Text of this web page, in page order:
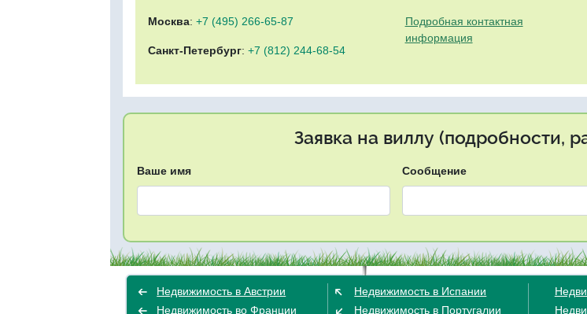
Москва: +7 (495) 266-65-87
Санкт-Петербург: +7 (812) 244-68-54
Подробная контактная
информация
Заявка на виллу (подробности,
Ваше имя Сообщение
Недвижимость в Австрии
Недвижимость во Франции
Недвижимость в Испании
Недвижимость в Португалии